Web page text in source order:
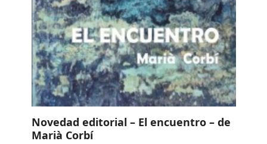
Novedad editorial – El encuentro – de
Marià Corbí